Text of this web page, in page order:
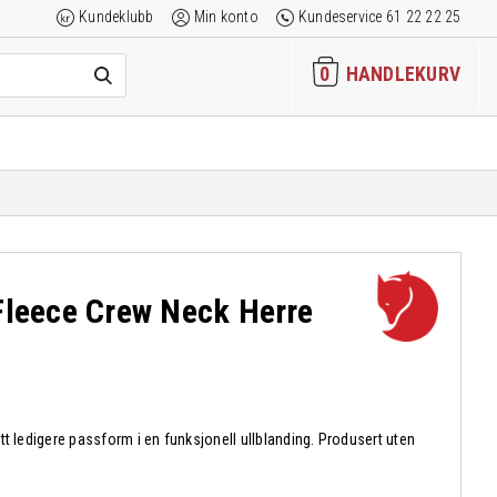
Kundeklubb Min konto Kundeservice 61 22 22 25
0 HANDLEKURV
Crew Neck Herre
ledigere passform i en funksjonell ullblanding. Produsert uten